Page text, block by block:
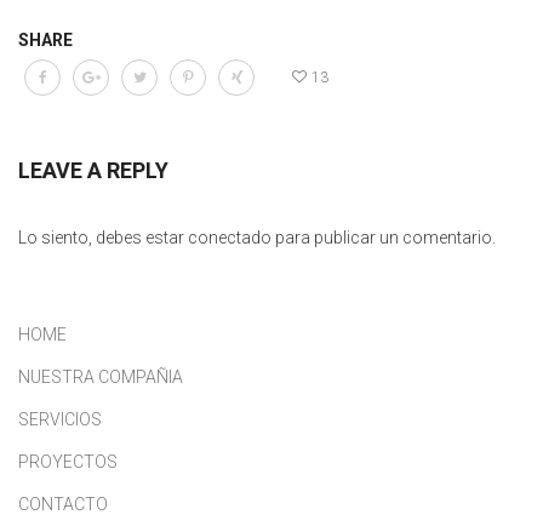
SHARE
13
LEAVE A REPLY
Lo siento, debes estar conectado para publicar un comentario.
HOME
NUESTRA COMPAÑIA
SERVICIOS
PROYECTOS
CONTACTO